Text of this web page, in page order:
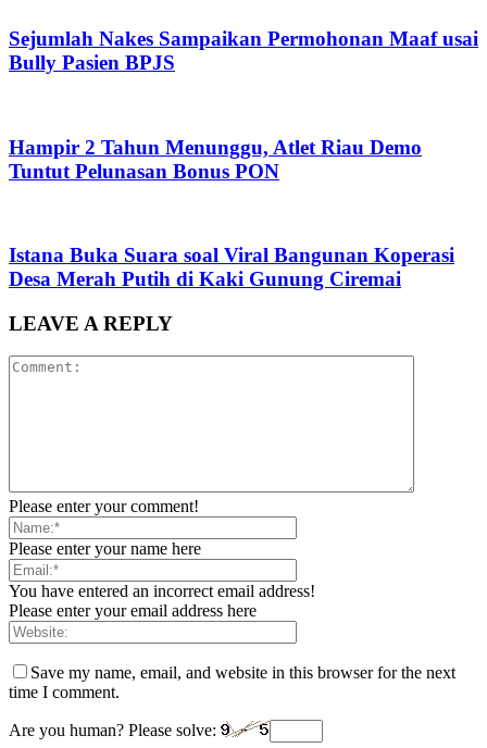
Sejumlah Nakes Sampaikan Permohonan Maaf usai
Bully Pasien BPJS
Hampir 2 Tahun Menunggu, Atlet Riau Demo
Tuntut Pelunasan Bonus PON
Istana Buka Suara soal Viral Bangunan Koperasi
Desa Merah Putih di Kaki Gunung Ciremai
LEAVE A REPLY
Please enter your comment!
Please enter your name here
You have entered an incorrect email address!
Please enter your email address here
Save my name, email, and website in this browser for the next
time I comment.
Are you human? Please solve: